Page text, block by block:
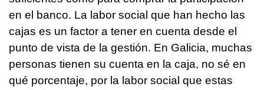
en el banco. La labor social que han hecho las
cajas es un factor a tener en cuenta desde el
punto de vista de la gestión. En Galicia, muchas
personas tienen su cuenta en la caja, no sé en
qué porcentaje, por la labor social que estas